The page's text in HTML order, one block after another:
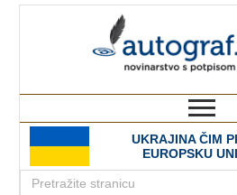
UKRAJINA ČIM
EUROPSKU